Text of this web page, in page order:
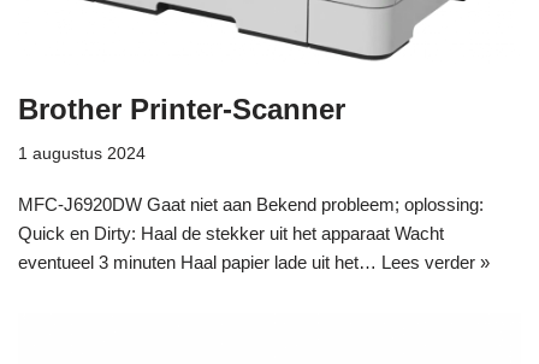
Brother Printer-Scanner
1 augustus 2024
MFC-J6920DW Gaat niet aan Bekend probleem; oplossing:
Quick en Dirty: Haal de stekker uit het apparaat Wacht
eventueel 3 minuten Haal papier lade uit het… Lees verder »